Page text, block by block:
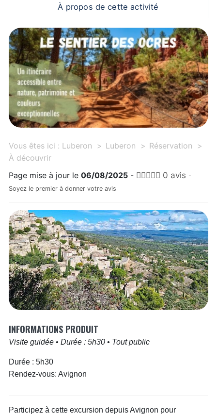
À propos de cette activité
Vous êtes ici : Luberon Luberon
Réservation
À découvrir
Page mise à jour le 06/08/2025- 0 avis -
Soyez le premier à donner votre avis
INFORMATIONS PRODUIT
Visite guidée• Durée : 5h30• Tout public
Durée : 5h30
Rendez-vous: Avignon
Participez à cette excursion depuis Avignon pour